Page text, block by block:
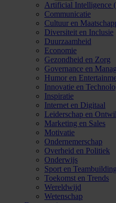
Artificial Intelligence
Communicatie
Cultuur en
Diversiteit en Inclusie
Duurzaamheid
Economie
Gezondheid en Zorg
Governance en
Humor en
Innovatie en
Inspiratie
Internet en Digitaal
Leiderschap en
Marketing en Sales
Motivatie
Ondernemerschap
Overheid en Politiek
Onderwijs
Sport en Teambuilding
Toekomst en Trends
Wereldwijd
Wetenschap